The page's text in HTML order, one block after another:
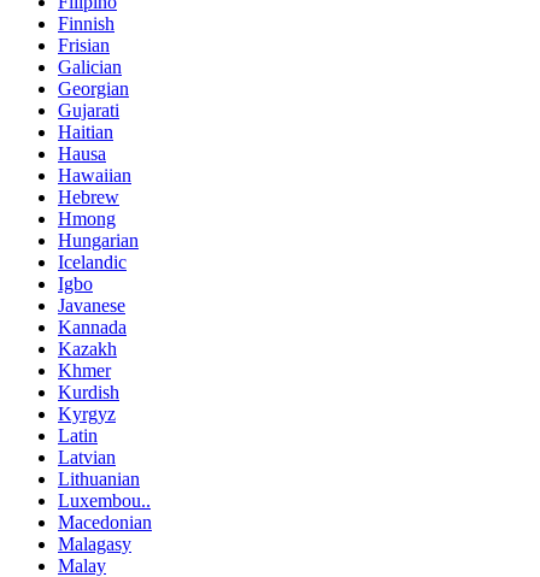
Finnish
Frisian
Galician
Georgian
Gujarati
Haitian
Hausa
Hawaiian
Hebrew
Hmong
Hungarian
Icelandic
Igbo
Javanese
Kannada
Kazakh
Khmer
Kurdish
Kyrgyz
Latin
Latvian
Lithuanian
Luxembou..
Macedonian
Malagasy
Malay